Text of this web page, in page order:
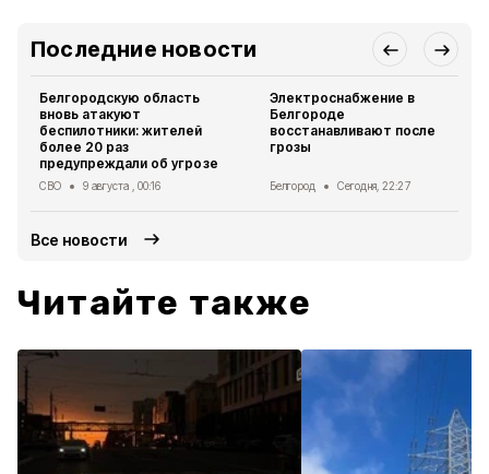
Последние новости
Белгородскую область
вновь атакуют
беспилотники: жителей
более 20 раз
предупреждали об угрозе
СВО 9 августа , 00:16
Электроснабжение в
Белгороде
восстанавливают после
грозы
Белгород Сегодня, 22:27
Все новости
Читайте также